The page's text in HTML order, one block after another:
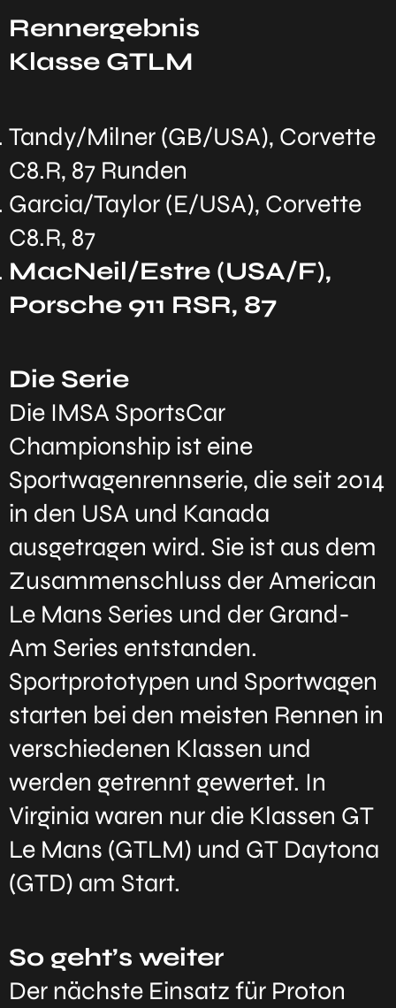
Rennergebnis
Klasse GTLM
Tandy/Milner (GB/USA), Corvette
C8.R, 87 Runden
Garcia/Taylor (E/USA), Corvette
C8.R, 87
MacNeil/Estre (USA/F),
Porsche 911 RSR, 87
Die Serie
Die IMSA SportsCar
Championship ist eine
Sportwagenrennserie, die seit 2014
in den USA und Kanada
ausgetragen wird. Sie ist aus dem
Zusammenschluss der American
Le Mans Series und der Grand-
Am Series entstanden.
Sportprototypen und Sportwagen
starten bei den meisten Rennen in
verschiedenen Klassen und
werden getrennt gewertet. In
Virginia waren nur die Klassen GT
Le Mans (GTLM) und GT Daytona
(GTD) am Start.
So geht’s weiter
Der nächste Einsatz für Proton